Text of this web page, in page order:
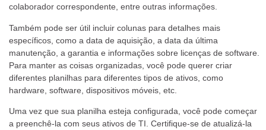
colaborador correspondente, entre outras informações.
Também pode ser útil incluir colunas para detalhes mais
específicos, como a data de aquisição, a data da última
manutenção, a garantia e informações sobre licenças de software.
Para manter as coisas organizadas, você pode querer criar
diferentes planilhas para diferentes tipos de ativos, como
hardware, software, dispositivos móveis, etc.
Uma vez que sua planilha esteja configurada, você pode começar
a preenchê-la com seus ativos de TI. Certifique-se de atualizá-la